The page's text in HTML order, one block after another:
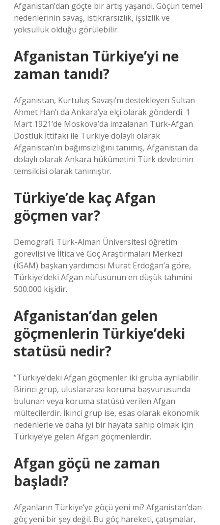
Afganistan’dan göçte bir artış yaşandı. Göçün temel
nedenlerinin savaş, istikrarsızlık, işsizlik ve
yoksulluk olduğu görülebilir.
Afganistan Türkiye’yi ne
zaman tanıdı?
Afganistan, Kurtuluş Savaşı’nı destekleyen Sultan
Ahmet Han’ı da Ankara’ya elçi olarak gönderdi. 1
Mart 1921’de Moskova’da imzalanan Türk-Afgan
Dostluk İttifakı ile Türkiye dolaylı olarak
Afganistan’ın bağımsızlığını tanımış, Afganistan da
dolaylı olarak Ankara hükümetini Türk devletinin
temsilcisi olarak tanımıştır.
Türkiye’de kaç Afgan
göçmen var?
Demografi. Türk-Alman Üniversitesi öğretim
görevlisi ve İltica ve Göç Araştırmaları Merkezi
(İGAM) başkan yardımcısı Murat Erdoğan’a göre,
Türkiye’deki Afgan nüfusunun en düşük tahmini
500.000 kişidir.
Afganistan’dan gelen
göçmenlerin Türkiye’deki
statüsü nedir?
“Türkiye’deki Afgan göçmenler iki gruba ayrılabilir.
Birinci grup, uluslararası koruma başvurusunda
bulunan veya koruma statüsü verilen Afgan
mültecilerdir. İkinci grup ise, esas olarak ekonomik
nedenlerle ve daha iyi bir hayata sahip olmak için
Türkiye’ye gelen Afgan göçmenlerdir.
Afgan göçü ne zaman
başladı?
Afganların Türkiye’ye göçü yeni mi? Afganistan’dan
göç yeni bir şey değil. Bu göç hareketi, çatışmalar,